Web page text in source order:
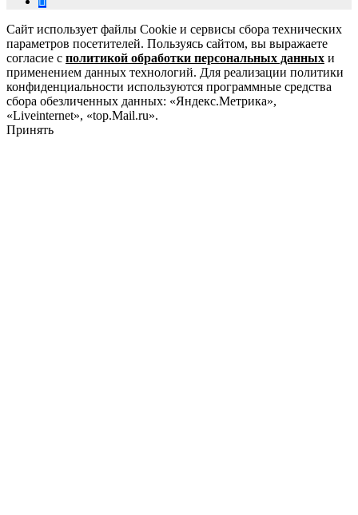
Сайт использует файлы Cookie и сервисы сбора технических
параметров посетителей. Пользуясь сайтом, вы выражаете
согласие с политикой обработки персональных данных и
применением данных технологий. Для реализации политики
конфиденциальности используются программные средства
сбора обезличенных данных: «Яндекс.Метрика»,
«Liveinternet», «top.Mail.ru».
Принять